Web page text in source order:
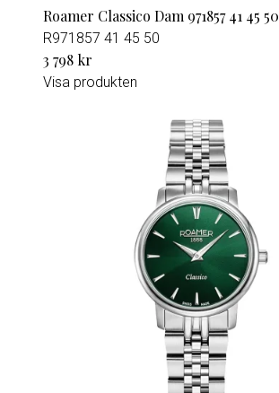
Roamer Classico Dam 971857 41 45 50
R971857 41 45 50
3 798 kr
Visa produkten